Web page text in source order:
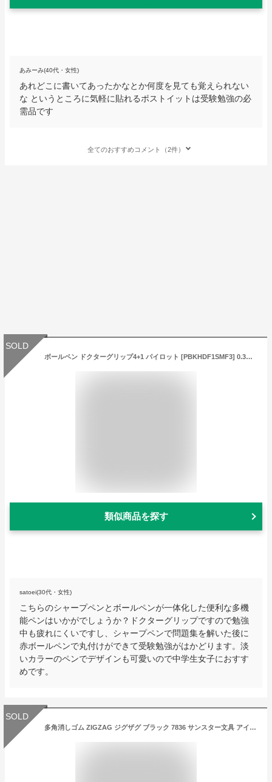
あみーみ(40代・女性)
あれどこに書いてあったかなとか何度を見ても覚えられない
な というところに気軽に貼れるポストイットは受験勉強の必
需品です
全てのおすすめコメント（2件）
SOLD
ボールペン ドクターグリップ4+1 パイロット [PBKHDF1SMF3] 0.3mmボールペン+0.3mmシャープ | [送料無料] Drグリップ PILOT 多機能ペン アクロインキ ラッピング資材 プレゼント 疲れない ドクターグリップ 4色 0.3 書きやすい 文房具 多機能 シャープペン
類似商品を探す
satoei(30代・女性)
こちらのシャープペンとボールペンが一体化した便利な多機
能ペンはいかがでしょうか？ドクターグリップですので勉強
中も疲れにくいですし、シャープペンで問題集を解いた後に
赤ボールペンで丸付けができて受験勉強がはかどります。淡
いカラーのペンでデザインも可愛いので中学生女子におすす
めです。
SOLD
多角消しゴム ZIGZAG ジグザグ ブラック 7836 サンスター文具 アイディア文具 カド消し 消しやすい おすすめ S4218051